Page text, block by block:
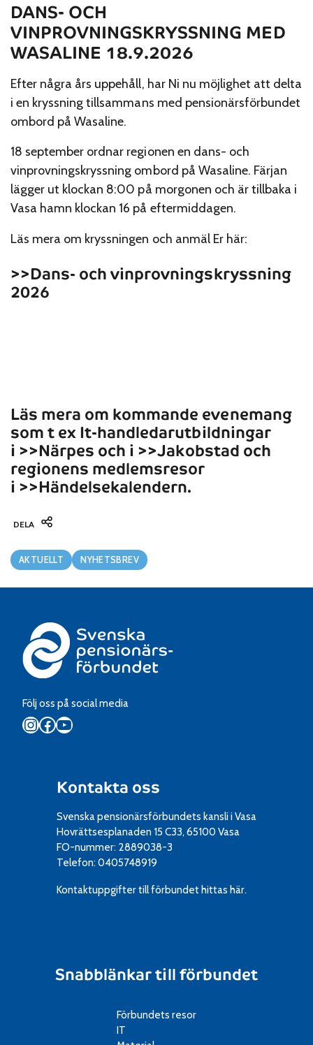
DANS- OCH
VINPROVNINGSKRYSSNING MED
WASALINE 18.9.2026
Efter några års uppehåll, har Ni nu möjlighet att delta
i en kryssning tillsammans med pensionärsförbundet
ombord på Wasaline.
18 september ordnar regionen en dans- och
vinprovningskryssning ombord på Wasaline. Färjan
lägger ut klockan 8:00 på morgonen och är tillbaka i
Vasa hamn klockan 16 på eftermiddagen.
Läs mera om kryssningen och anmäl Er här:
>>Dans- och vinprovningskryssning
2026
Läs mera om kommande evenemang
som t ex It-handledarutbildningar
i >>Närpes och i >>Jakobstad och
regionens medlemsresor
i >>Händelsekalendern.
DELA
Categories:
AKTUELLT NYHETSBREV
Följ oss på social media
Instagram
Facebook
YouTube
Kontakta oss
Svenska pensionärsförbundets kansli i Vasa
Hovrättsesplanaden 15 C33, 65100 Vasa
FO-nummer: 2889038-3
Telefon: 0405748919
Kontaktuppgifter till förbundethittas här.
Snabblänkar till förbundet
Förbundets resor
IT